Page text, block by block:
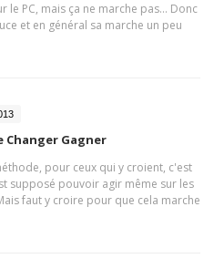
le PC, mais ça ne marche pas... Donc
et en général sa marche un peu
Changer Gagner
pour ceux qui y croient, c'est
supposé pouvoir agir même sur les
faut y croire pour que cela marche